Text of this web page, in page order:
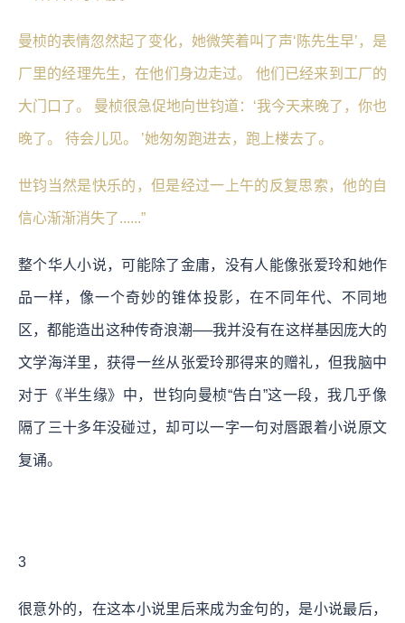
曼桢的表情忽然起了变化，她微笑着叫了声‘陈先生早’，是
厂里的经理先生，在他们身边走过。 他们已经来到工厂的
大门口了。 曼桢很急促地向世钧道：‘我今天来晚了，你也
晚了。 待会儿见。 ’她匆匆跑进去，跑上楼去了。
世钧当然是快乐的，但是经过一上午的反复思索，他的自
信心渐渐消失了......”
整个华人小说，可能除了金庸，没有人能像张爱玲和她作
品一样，像一个奇妙的锥体投影，在不同年代、不同地
区，都能造出这种传奇浪潮──我并没有在这样基因庞大的
文学海洋里，获得一丝从张爱玲那得来的赠礼，但我脑中
对于《半生缘》中，世钧向曼桢“告白”这一段，我几乎像
隔了三十多年没碰过，却可以一字一句对唇跟着小说原文
复诵。
3
很意外的，在这本小说里后来成为金句的，是小说最后，